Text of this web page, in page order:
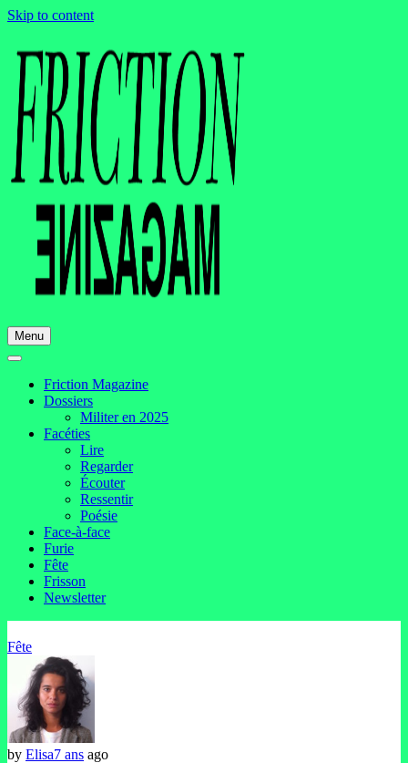
Skip to content
Menu
Friction Magazine
Dossiers
Militer en 2025
Facéties
Lire
Regarder
Écouter
Ressentir
Poésie
Face-à-face
Furie
Fête
Frisson
Newsletter
Fête
by Elisa7 ans ago